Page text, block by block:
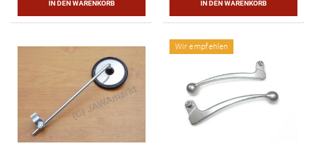
Wir empfehlen